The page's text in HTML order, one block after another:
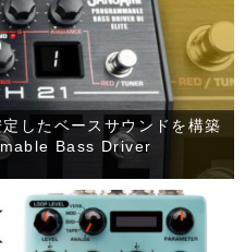
したベースサウンドを構築
Bass Driver